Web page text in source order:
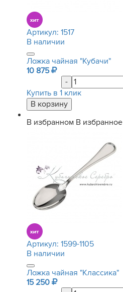
Артикул: 1517
В наличии
Ложка чайная "Кубачи"
10 875
-
Купить в 1 клик
В избранном В избранное
Артикул: 1599-1105
В наличии
Ложка чайная "Классика"
15 250